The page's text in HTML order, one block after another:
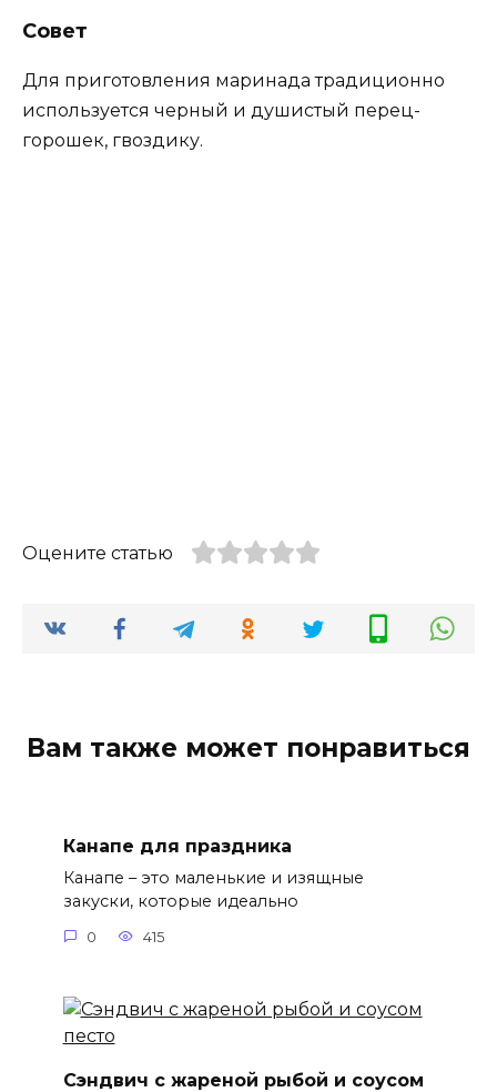
Совет
Для приготовления маринада традиционно
используется черный и душистый перец-
горошек, гвоздику.
Оцените статью
Вам также может понравиться
Канапе для праздника
Канапе – это маленькие и изящные
закуски, которые идеально
0 415
Сэндвич с жареной рыбой и соусом